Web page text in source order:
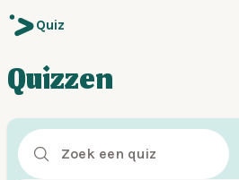
Quiz
Quizzen